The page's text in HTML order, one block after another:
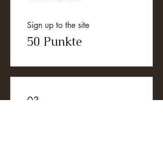
Sign up to the site
50 Punkte
03